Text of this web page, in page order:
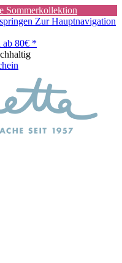
Sommerkollektion
Zur Hauptnavigation
ab 80€ *